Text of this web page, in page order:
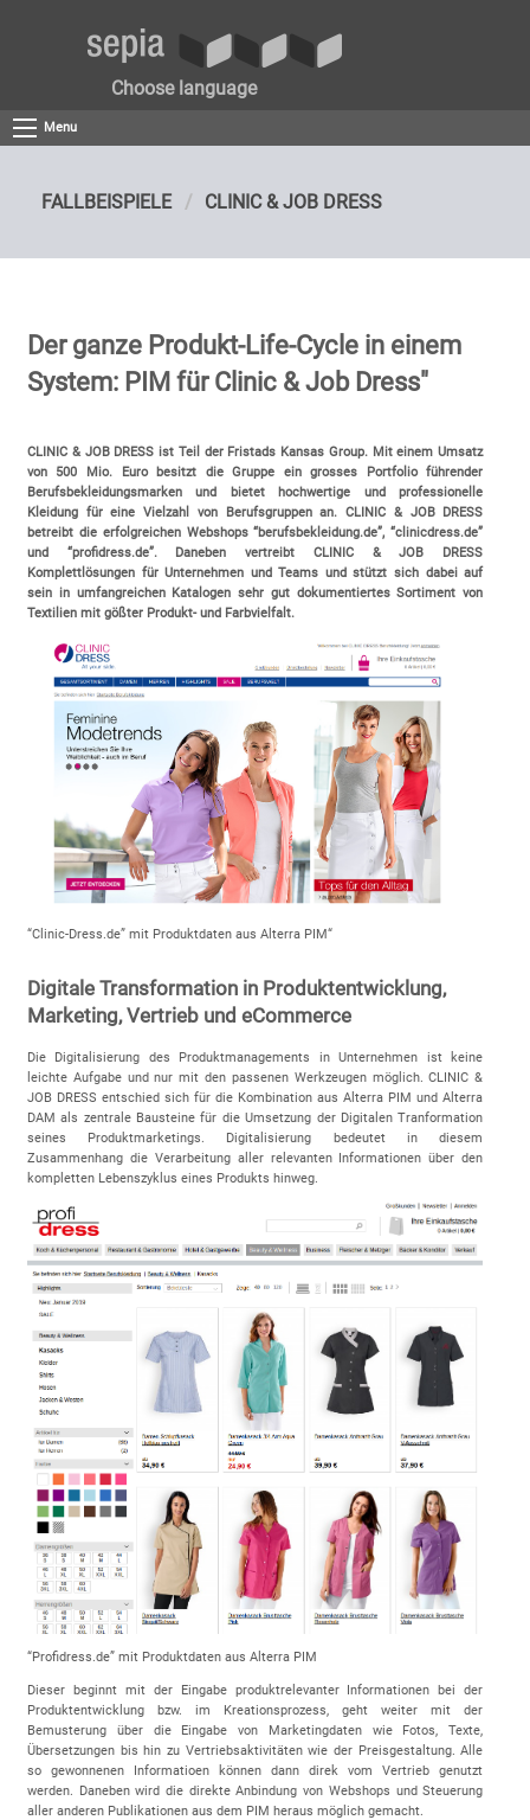
Choose language
Menu
FALLBEISPIELE CLINIC & JOB DRESS
Der ganze Produkt-Life-Cycle in einem
System: PIM für Clinic & Job Dress"
CLINIC & JOB DRESS ist Teil der Fristads Kansas Group. Mit einem Umsatz
von 500 Mio. Euro besitzt die Gruppe ein grosses Portfolio führender
Berufsbekleidungsmarken und bietet hochwertige und professionelle
Kleidung für eine Vielzahl von Berufsgruppen an. CLINIC & JOB DRESS
betreibt die erfolgreichen Webshops “berufsbekleidung.de”, “clinicdress.de”
und “profidress.de”. Daneben vertreibt CLINIC & JOB DRESS
Komplettlösungen für Unternehmen und Teams und stützt sich dabei auf
sein in umfangreichen Katalogen sehr gut dokumentiertes Sortiment von
Textilien mit gößter Produkt- und Farbvielfalt.
“Clinic-Dress.de” mit Produktdaten aus Alterra PIM“
Digitale Transformation in Produktentwicklung,
Marketing, Vertrieb und eCommerce
Die Digitalisierung des Produktmanagements in Unternehmen ist keine
leichte Aufgabe und nur mit den passenen Werkzeugen möglich. CLINIC &
JOB DRESS entschied sich für die Kombination aus Alterra PIM und Alterra
DAM als zentrale Bausteine für die Umsetzung der Digitalen Tranformation
seines Produktmarketings. Digitalisierung bedeutet in diesem
Zusammenhang die Verarbeitung aller relevanten Informationen über den
kompletten Lebenszyklus eines Produkts hinweg.
“Profidress.de” mit Produktdaten aus Alterra PIM
Dieser beginnt mit der Eingabe produktrelevanter Informationen bei der
Produktentwicklung bzw. im Kreationsprozess, geht weiter mit der
Bemusterung über die Eingabe von Marketingdaten wie Fotos, Texte,
Übersetzungen bis hin zu Vertriebsaktivitäten wie der Preisgestaltung. Alle
so gewonnenen Informatioen können dann direk vom Vertrieb genutzt
werden. Daneben wird die direkte Anbindung von Webshops und Steuerung
aller anderen Publikationen aus dem PIM heraus möglich gemacht.